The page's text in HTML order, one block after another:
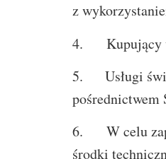
z
4. Kupujący w
5. Usługi
pośrednictwem
6. W celu
środki